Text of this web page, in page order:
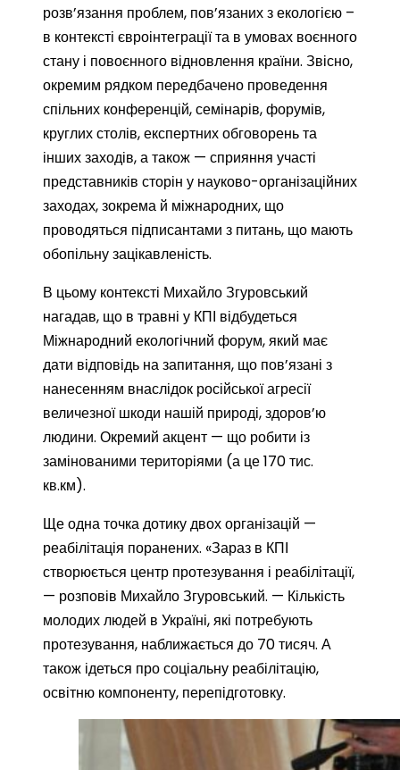
розв’язання проблем, пов’язаних з екологією –
в контексті євроінтеграції та в умовах воєнного
стану і повоєнного відновлення країни. Звісно,
окремим рядком передбачено проведення
спільних конференцій, семінарів, форумів,
круглих столів, експертних обговорень та
інших заходів, а також — сприяння участі
представників сторін у науково-організаційних
заходах, зокрема й міжнародних, що
проводяться підписантами з питань, що мають
обопільну зацікавленість.
В цьому контексті Михайло Згуровський
нагадав, що в травні у КПІ відбудеться
Міжнародний екологічний форум, який має
дати відповідь на запитання, що пов’язані з
нанесенням внаслідок російської агресії
величезної шкоди нашій природі, здоров’ю
людини. Окремий акцент — що робити із
замінованими територіями (а це 170 тис.
кв.км).
Ще одна точка дотику двох організацій —
реабілітація поранених. «Зараз в КПІ
створюється центр протезування і реабілітації,
— розповів Михайло Згуровський. — Кількість
молодих людей в Україні, які потребують
протезування, наближається до 70 тисяч. А
також ідеться про соціальну реабілітацію,
освітню компоненту, перепідготовку.